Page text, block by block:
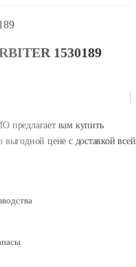
1530189
предлагает вам купить
выгодной цене с доставкой всей